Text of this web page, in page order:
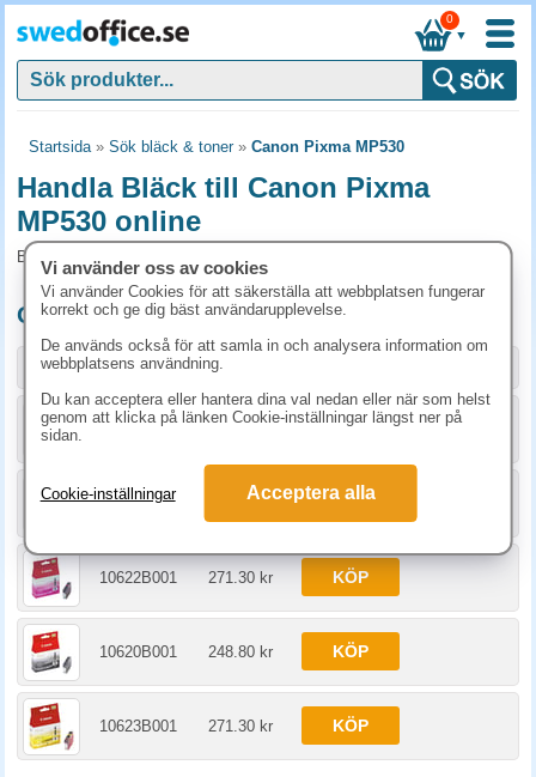
▼
0
Startsida» Sök bläck & toner» Canon Pixma MP530
Handla Bläck till Canon Pixma
MP530 online
Bläck och tillbehör som passar till Canon Pixma MP530
Originalprodukter till Canon Pixma MP530
Storlek / info Art.nr
10628B001 KÖP
10621B001 267.50 kr KÖP
10622B001 271.30 kr KÖP
10620B001 248.80 kr KÖP
10623B001 271.30 kr KÖP
Vi använder oss av cookies
Vi använder Cookies för att säkerställa att webbplatsen fungerar
korrekt och ge dig bäst användarupplevelse.
De används också för att samla in och analysera information om
webbplatsens användning.
Du kan acceptera eller hantera dina val nedan eller när som helst
genom att klicka på länken Cookie-inställningar längst ner på
sidan.
Cookie-inställningar Acceptera alla